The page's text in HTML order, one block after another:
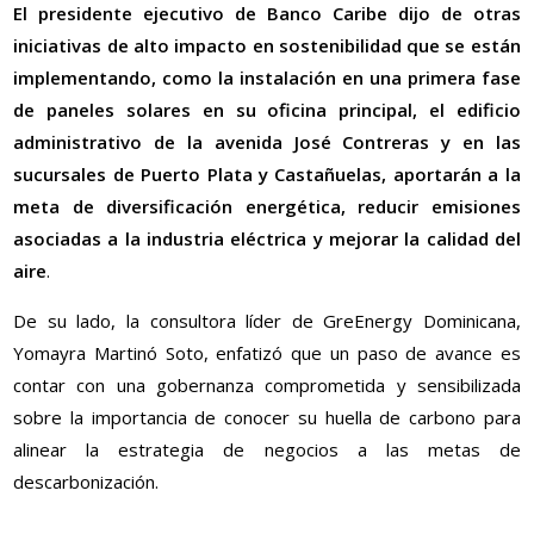
El presidente ejecutivo de Banco Caribe dijo de otras
iniciativas de alto impacto en sostenibilidad que se están
implementando, como la instalación en una primera fase
de paneles solares en su oficina principal, el edificio
administrativo de la avenida José Contreras y en las
sucursales de Puerto Plata y Castañuelas, aportarán a la
meta de diversificación energética, reducir emisiones
asociadas a la industria eléctrica y mejorar la calidad del
aire.
De su lado, la consultora líder de GreEnergy Dominicana,
Yomayra Martinó Soto, enfatizó que un paso de avance es
contar con una gobernanza comprometida y sensibilizada
sobre la importancia de conocer su huella de carbono para
alinear la estrategia de negocios a las metas de
descarbonización.